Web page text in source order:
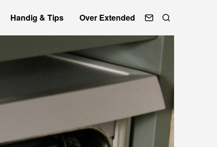
Handig & Tips Over Extended